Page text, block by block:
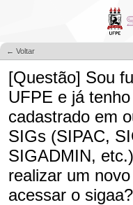
← Voltar
[Questão] Sou
UFPE e já
cadastrado em
SIGs (SIPAC,
SIGADMIN,
realizar um
acessar o sigaa?